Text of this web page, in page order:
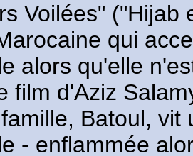
Voilées" ("Hijab
qui
alors qu'elle
film d'Aziz
Batoul,
- enflammée